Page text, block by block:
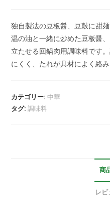
独自製法の豆板醤、豆鼓に甜
温の油と一緒に炒めた豆板醤
立たせる回鍋肉用調味料です
にくく、たれが具材によく絡み
カテゴリー:中華
タグ:調味料
商
レビ